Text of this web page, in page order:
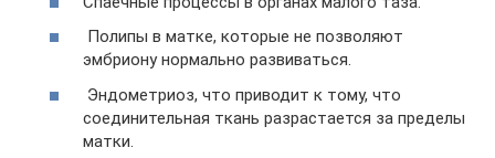
Полипы в матке, которые не позволяют
эмбриону нормально развиваться.
Эндометриоз, что приводит к тому, что
соединительная ткань разрастается за пределы
матки.